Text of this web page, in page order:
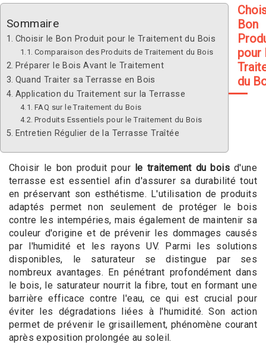
Sommaire
Choisir le Bon Produit pour le Traitement du Bois
Comparaison des Produits de Traitement du Bois
Préparer le Bois Avant le Traitement
Quand Traiter sa Terrasse en Bois
Application du Traitement sur la Terrasse
FAQ sur le Traitement du Bois
Produits Essentiels pour le Traitement du Bois
Entretien Régulier de la Terrasse Traîtée
Bon
pour
du
Choisir le bon produit pour le traitement du bois d'une
terrasse est essentiel afin d'assurer sa durabilité tout
en préservant son esthétisme. L'utilisation de produits
adaptés permet non seulement de protéger le bois
contre les intempéries, mais également de maintenir sa
couleur d'origine et de prévenir les dommages causés
par l'humidité et les rayons UV. Parmi les solutions
disponibles, le saturateur se distingue par ses
nombreux avantages. En pénétrant profondément dans
le bois, le saturateur nourrit la fibre, tout en formant une
barrière efficace contre l'eau, ce qui est crucial pour
éviter les dégradations liées à l'humidité. Son action
permet de prévenir le grisaillement, phénomène courant
après exposition prolongée au soleil.